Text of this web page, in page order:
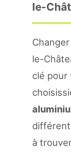
le-
le-
clé pour
à